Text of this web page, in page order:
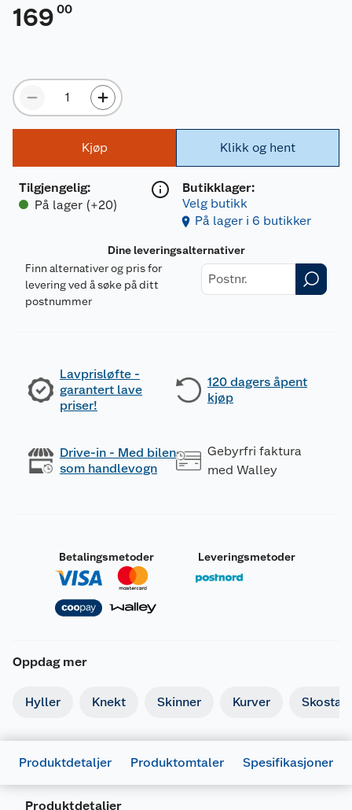
169 00
Kjøp
Tilgjengelig:
På lager (+20)
Klikk og hent
Butikklager:
Velg butikk
På lager i 6 butikker
Dine leveringsalternativer
Finn alternativer og pris for
levering ved å søke på ditt
postnummer
Lavprisløfte -
garantert lave
priser!
120 dagers åpent
kjøp
Drive-in - Med bilen
som handlevogn
Gebyrfri faktura
med Walley
Betalingsmetoder Leveringsmetoder
Oppdag mer
Hyller Knekt Skinner Kurver
Produktdetaljer Produktomtaler Spesifikasjoner
Produktdetaljer